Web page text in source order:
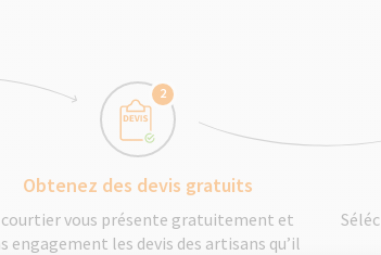
2
Obtenez des devis gratuits
courtier vous présente gratuitement et
engagement les devis des artisans qu’il